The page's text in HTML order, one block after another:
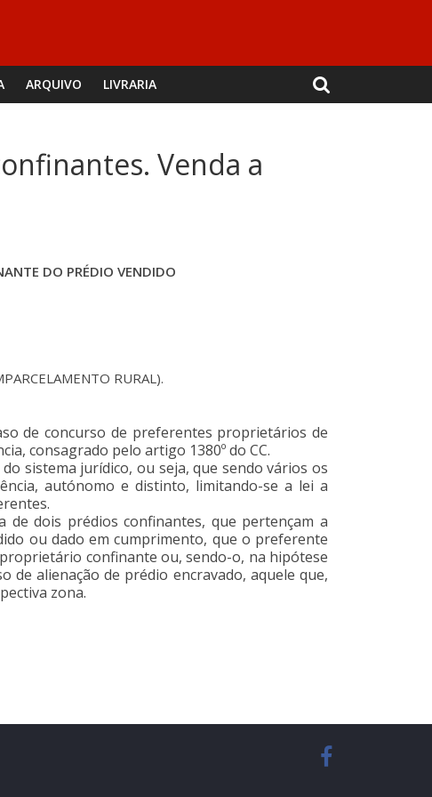
ARQUIVO LIVRARIA
Venda a
DO PRÉDIO VENDIDO
RURAL).
de concurso de preferentes proprietários de
consagrado pelo artigo 1380º do CC.
sistema jurídico, ou seja, que sendo vários os
autónomo e distinto, limitando-se a lei a
de dois prédios confinantes, que pertençam a
ou dado em cumprimento, que o preferente
confinante ou, sendo-o, na hipótese
alienação de prédio encravado, aquele que,
zona.